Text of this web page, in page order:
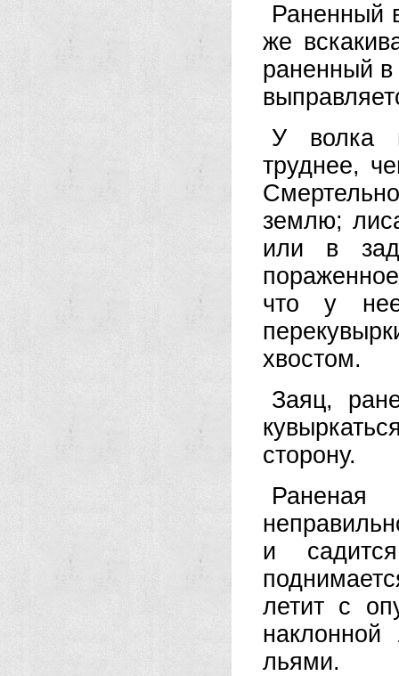
Раненный
же
раненный в
У волка
труднее,
землю;
или в
что у
хвостом.
Заяц,
сторону.
Раненая
и
летит с
льями.